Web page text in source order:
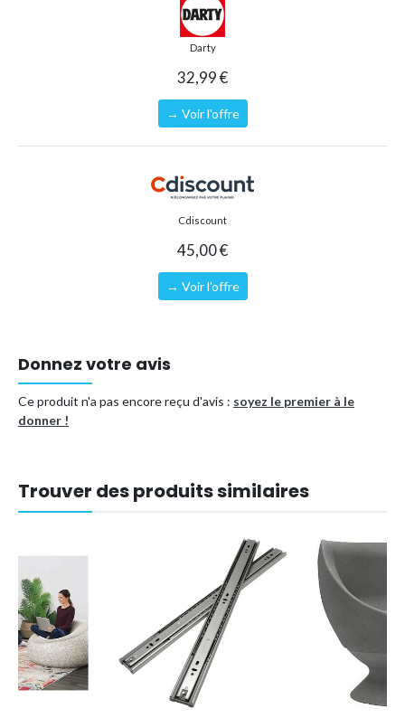
Darty
32,99 €
→ Voir l'offre
Cdiscount
45,00 €
→ Voir l'offre
Donnez votre avis
Ce produit n'a pas encore reçu d'avis : soyez le premier à le
donner !
Trouver des produits similaires